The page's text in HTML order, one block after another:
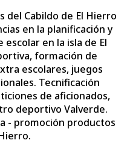
del Cabildo de El Hierro
en la planificación y
en la isla de El
formación de
escolares, juegos
Tecnificación
de aficionados,
deportivo Valverde.
- promoción productos